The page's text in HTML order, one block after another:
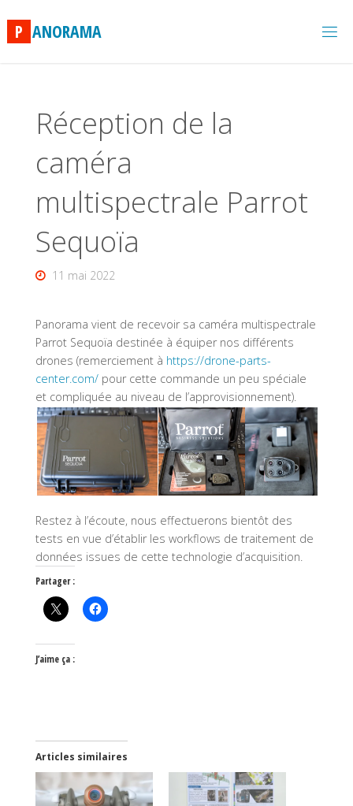
content
P ANORAMA
Réception de la
caméra
multispectrale Parrot
Sequoïa
11 mai 2022
Panorama vient de recevoir sa caméra multispectrale
Parrot Sequoïa destinée à équiper nos différents
drones (remerciement à https://drone-parts-
center.com/pour cette commande un peu spéciale
et compliquée au niveau de l’approvisionnement).
Restez à l’écoute, nous effectuerons bientôt des
tests en vue d’établir les workflows de traitement de
données issues de cette technologie d’acquisition.
Partager :
J’aime ça :
Articles similaires